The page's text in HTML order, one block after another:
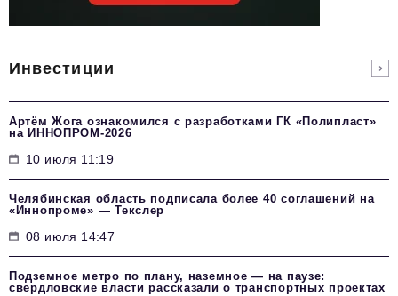
Инвестиции
Артём Жога ознакомился с разработками ГК «Полипласт»
на ИННОПРОМ-2026
10 июля 11:19
Челябинская область подписала более 40 соглашений на
«Иннопроме» — Текслер
08 июля 14:47
Подземное метро по плану, наземное — на паузе:
свердловские власти рассказали о транспортных проектах